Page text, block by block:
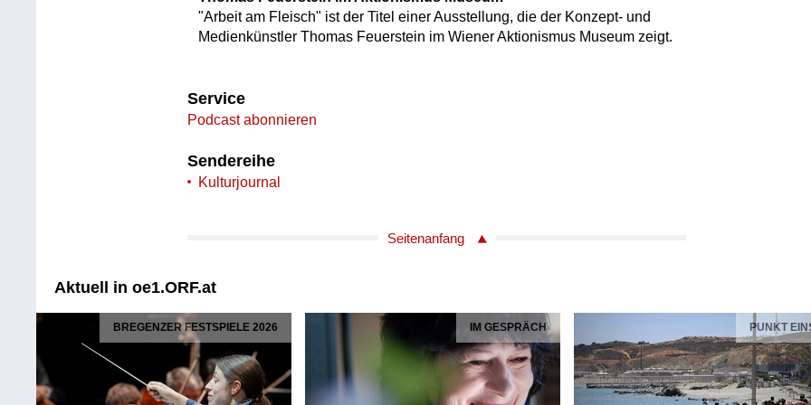
"Arbeit am Fleisch" ist der Titel einer Ausstellung, die der Konzept- und
Medienkünstler Thomas Feuerstein im Wiener Aktionismus Museum zeigt.
Service
Podcast abonnieren
Sendereihe
Kulturjournal
Seitenanfang
Aktuell in oe1.ORF.at
BREGENZER FESTSPIELE 2026 IM GESPRÄCH PUNKT